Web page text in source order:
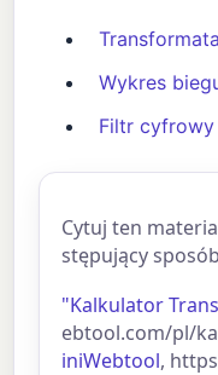
Wykres
Filtr
Cytuj ten
stępujący
"Kalkulator
ebtool.com/pl/
iniWebtool,